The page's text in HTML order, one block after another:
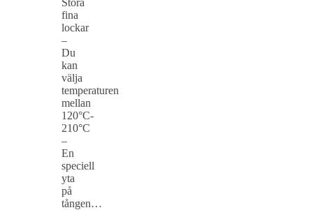
fina
lockar
–
Du
kan
välja
temperaturen
mellan
120°C-
210°C
–
En
speciell
yta
på
tången…